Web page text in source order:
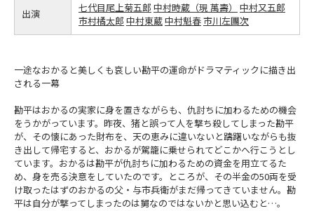
出演 七代目尾上菊五郎 中村時蔵（現 萬壽）
中村又五郎
市村橘太郎 中村東蔵中村魁春市川左團次
一途なおかると美しくも哀しい勘平の運命がドラマティックに描き出
される一幕
勘平はおかるの実家に身を置きながらも、仇討ちに加わるための機会
をうかがっています。昨夜、猪と誤って人を撃ち殺してしまった勘平
が、その懐にあった財布を、天の恵みに違いないと躊躇いながらも抜
き出して帰宅すると、おかるが駕籠に乗せられてどこかへ行こうとし
ています。おかるは勘平が仇討ちに加わるための資金を用立てるた
め、身を売る決意をしていたのです。ところが、その半金の50両を受
け取ったはずのおかるの父・与市兵衛がまだ帰ってきていません。勘
平は自分が撃ってしまったのは舅なのではないかと思い込むと…。